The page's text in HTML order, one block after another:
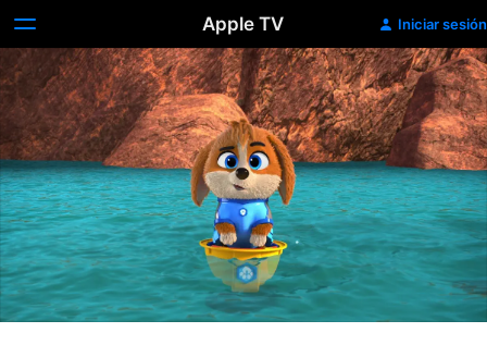
Apple TV Iniciar sesión